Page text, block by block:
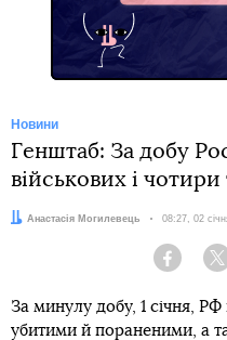
Новини
Генштаб: За добу
військових і чотири
Автор:
Анастасія Могилевець Дата:
08:27, 02
За минулу добу, 1 січня, РФ
убитими й пораненими, а